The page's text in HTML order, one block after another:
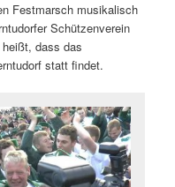
Festmarsch musikalisch
Schützenverein
dass das
statt findet.